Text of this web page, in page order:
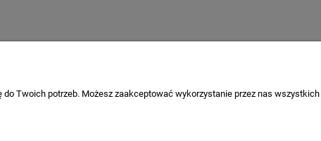
Twoich potrzeb. Możesz zaakceptować wykorzystanie przez nas